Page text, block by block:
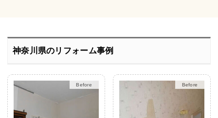
神奈川県のリフォーム事例
After After